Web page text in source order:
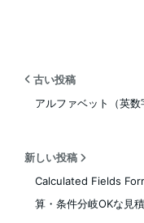
古い投稿
アルファベット（英数
新しい投稿
Calculated Fields
算・条件分岐OKな見